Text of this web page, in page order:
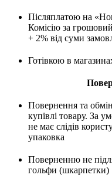
Післяплатою на
Комісію за
+ 2% від суми
Готівкою в
Повернення та
купівлі товару. За
не має слідів
упаковка
Поверненню не
гольфи (шкарпетки)